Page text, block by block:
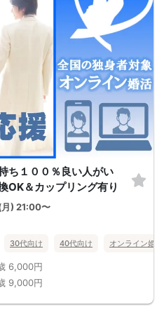
ち１００％良い人がい
OK＆カップリング有り
) 21:00〜
30代向け 40代向け オンライン婚活
6,000円
9,000円